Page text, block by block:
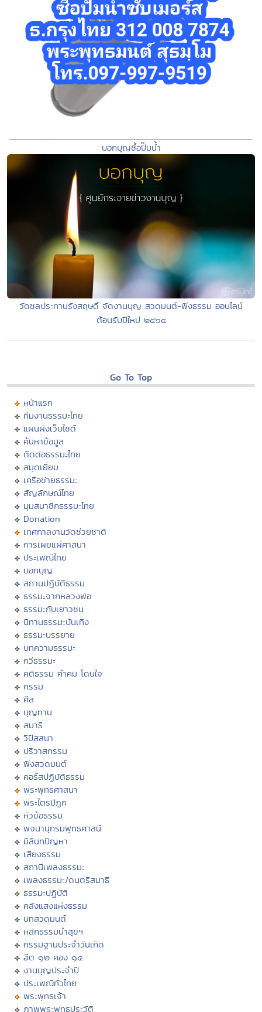
บอกบุญซื้อปั๊มน้ำ
วัดชลประทานรังสฤษดิ์ จัดงานบุญ สวดมนต์-ฟังธรรม ออนไลน์
ต้อนรับปีใหม่ ๒๕๖๔
Go To Top
หน้าแรก
ทีมงานธรรมะไทย
แผนผังเว็บไซต์
ค้นหาข้อมูล
ติดต่อธรรมะไทย
สมุดเยี่ยม
เครือข่ายธรรมะ
สัญลักษณ์ไทย
มุมสมาชิกธรรมะไทย
Donation
เทศกาลงานวัดช่วยชาติ
การเผยแผ่ศาสนา
ประเพณีไทย
บอกบุญ
สถานปฏิบัติธรรม
ธรรมะจากหลวงพ่อ
ธรรมะกับเยาวชน
นิทานธรรมะบันเทิง
ธรรมะบรรยาย
บทความธรรมะ
กวีธรรมะ
คติธรรม คำคม โดนใจ
กรรม
ศีล
บุญทาน
สมาธิ
วิปัสสนา
ปริวาสกรรม
ฟังสวดมนต์
คอร์สปฏิบัติธรรม
พระพุทธศาสนา
พระไตรปิฏก
หัวข้อธรรม
พจนานุกรมพุทธศาสน์
มิลินทปัญหา
เสียงธรรม
สถานีเพลงธรรมะ
เพลงธรรมะ/ดนตรีสมาธิ
ธรรมะปฏิบัติ
คลังแสงแห่งธรรม
บทสวดมนต์
หลักธรรมนำสุขฯ
กรรมฐานประจำวันเกิด
ฮีต ๑๒ คอง ๑๔
งานบุญประจำปี
ประเพณีทั่วไทย
พระพุทธเจ้า
ภาพพระพุทธประวัติ